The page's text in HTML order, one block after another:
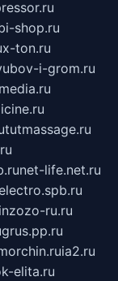
shop.ru
x-ton.ru
i-grom.ru
tutmassage.ru
net-life.net.ru
ru.ru
ia2.ru
elita.ru